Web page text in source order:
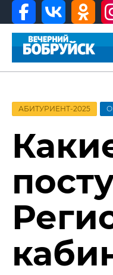
АБИТУРИЕНТ-2025